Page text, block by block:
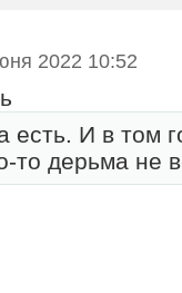
2022 10:52
есть. И в том
то дерьма не